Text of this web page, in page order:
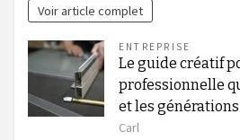
Voir article complet
ENTREPRISE
Le guide créatif
professionnelle
et les générations
Carl